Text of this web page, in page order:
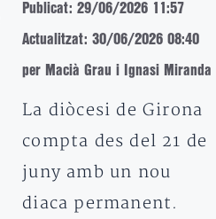
Publicat: 29/06/2026 11:57
Actualitzat: 30/06/2026 08:40
per Macià Grau i Ignasi Miranda
La diòcesi de Girona
compta des del 21 de
juny amb un nou
diaca permanent.